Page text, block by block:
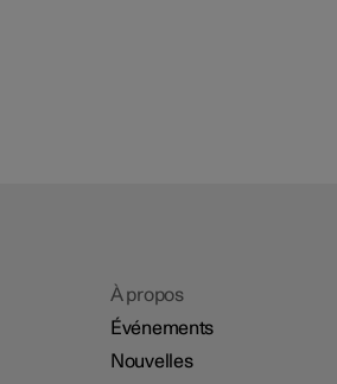
À propos
Événements
Nouvelles